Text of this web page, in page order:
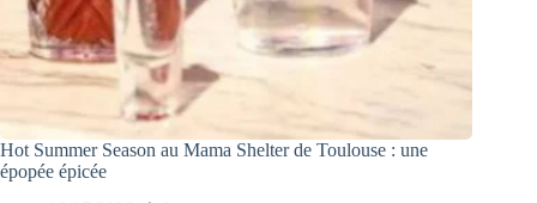
Hot Summer Season au Mama Shelter de Toulouse : une
épopée épicée